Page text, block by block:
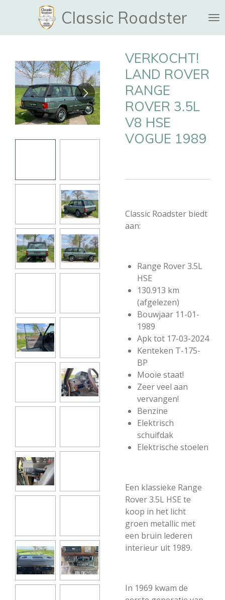
naar
Classic Roadster
VERKOCHT!
LAND ROVER
RANGE
ROVER 3.5L
V8 HSE
VOGUE 1989
Classic Roadster biedt
aan:
Range Rover 3.5L
HSE
130.913 km
(afgelezen)
Bouwjaar 11-01-
1989
Apk tot 17-03-2024
Kenteken T-175-
BP
Mooie staat!
Zeer veel aan
vervangen!
Benzine
Elektrisch
schuifdak
Elektrische stoelen
Een klassieke Range
Rover 3.5L HSE te
koop in het licht
groen metallic met
een bruin lederen
interieur uit 1989.
In 1969 kwam de